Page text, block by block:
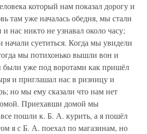
который нам показал дорогу и
там уже началась обедня, мы стали
нас никто не узнавал около часу;
начали суетиться. Когда мы увидели
мы потихонько вышли вон и
были уже под воротами как пришёл
и приглашал нас в ризницу и
но мы ему сказали что нам нет
Приехавши домой мы
все пошли к. Б. А. курить, а я пошёл
я с Б. А. поехал по магазинам, но